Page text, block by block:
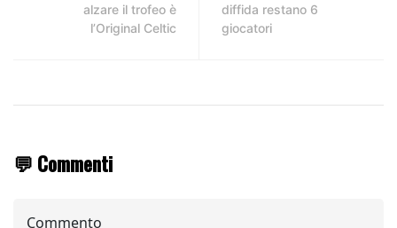
alzare il trofeo è
l’Original Celtic
diffida restano 6
giocatori
💬 Commenti